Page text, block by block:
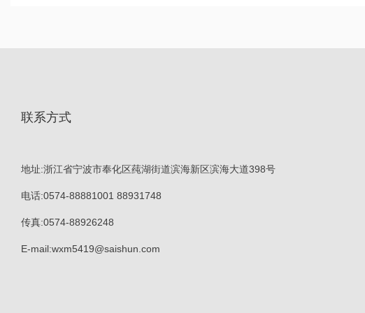
联系方式
地址:浙江省宁波市奉化区莼湖街道滨海新区滨海大道398号
电话:0574-88881001 88931748
传真:0574-88926248
E-mail:wxm5419@saishun.com